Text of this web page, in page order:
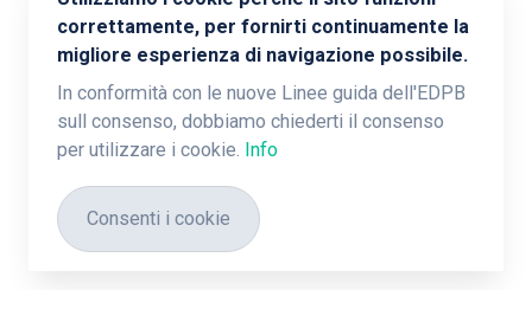
correttamente, per fornirti continuamente la
migliore esperienza di navigazione possibile.
In conformità con le nuove Linee guida dell'EDPB
sull consenso, dobbiamo chiederti il ​​consenso
per utilizzare i cookie. Info
Consenti i cookie